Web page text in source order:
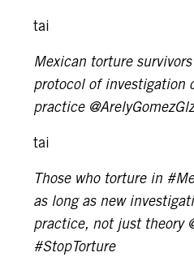
tai
Mexican torture
protocol of investigation
practice @ArelyGomezGlz
tai
Those who torture in
as long as new
practice, not just theory
#StopTorture